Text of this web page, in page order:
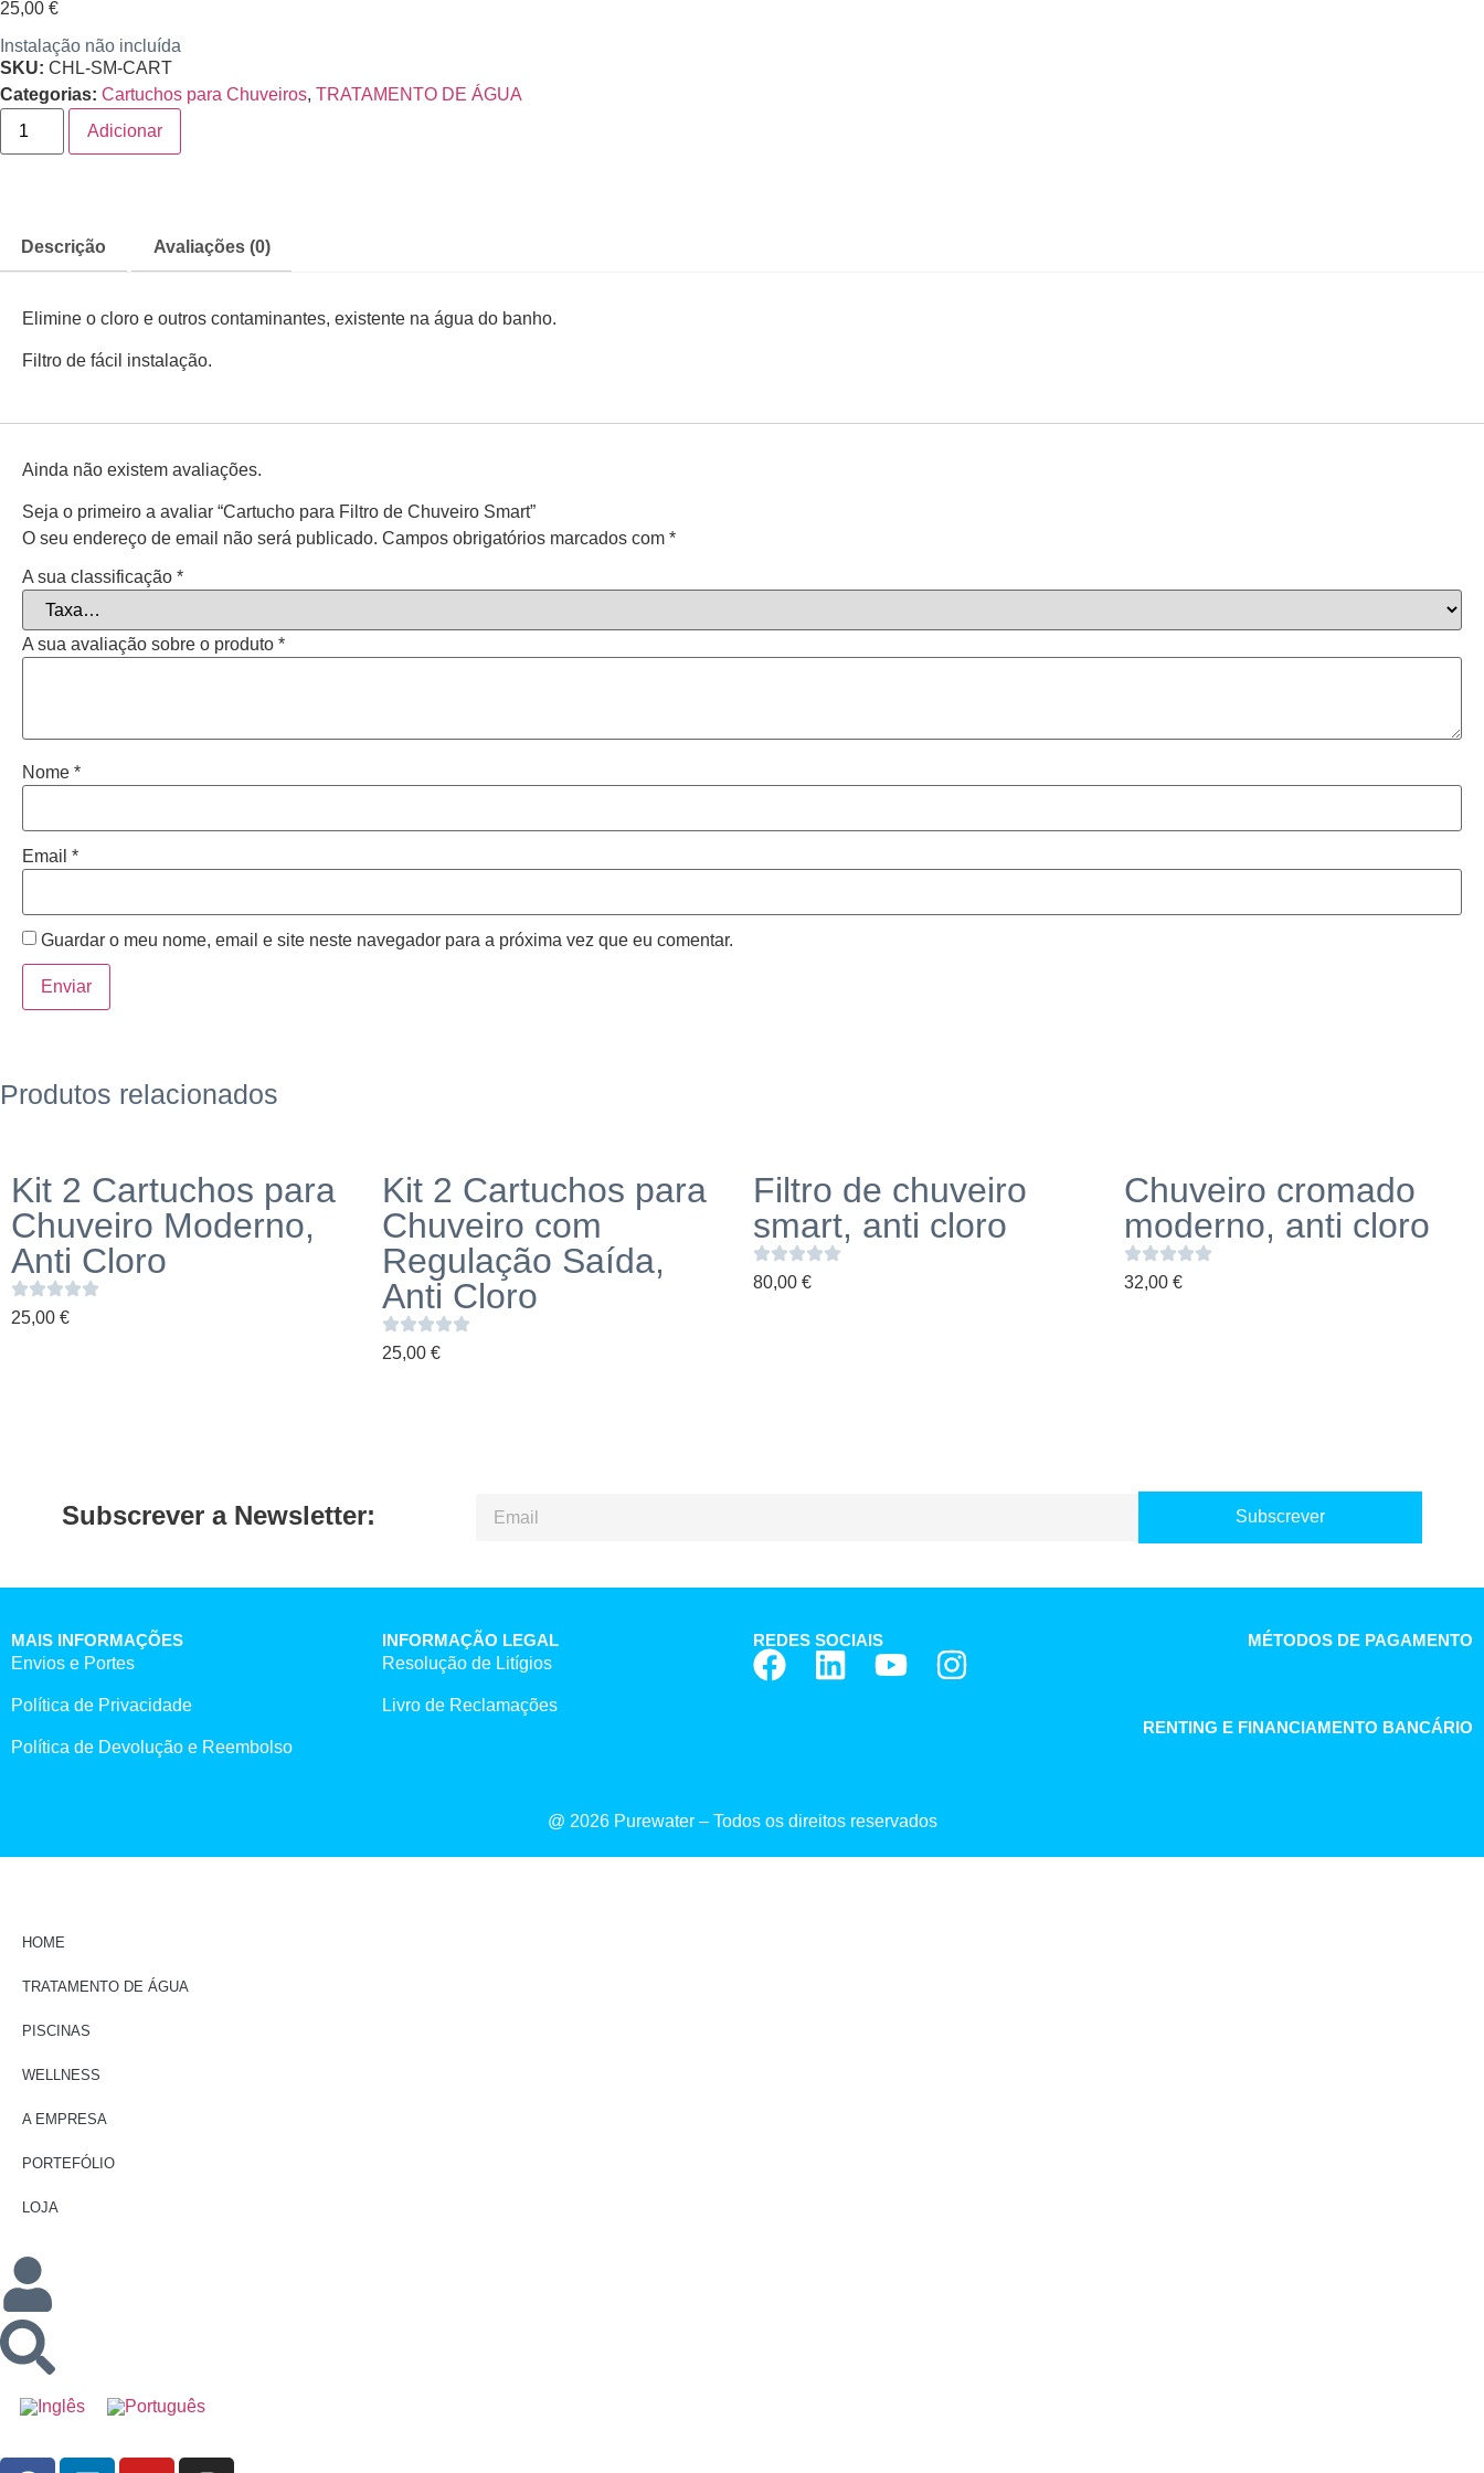
25,00 €
Instalação não incluída
SKU: CHL-SM-CART
Categorias: Cartuchos para Chuveiros, TRATAMENTO DE ÁGUA
Adicionar
Descrição Avaliações (0)
Elimine o cloro e outros contaminantes, existente na água do banho.
Filtro de fácil instalação.
Ainda não existem avaliações.
Seja o primeiro a avaliar “Cartucho para Filtro de Chuveiro Smart”
O seu endereço de email não será publicado. Campos obrigatórios marcados com *
A sua classificação *
A sua avaliação sobre o produto *
Nome *
Email *
Guardar o meu nome, email e site neste navegador para a próxima vez que eu comentar.
Produtos relacionados
Kit 2 Cartuchos para
Chuveiro Moderno,
Anti Cloro
25,00 €
Kit 2 Cartuchos para
Chuveiro com
Regulação Saída,
Anti Cloro
25,00 €
Filtro de chuveiro
smart, anti cloro
80,00 €
Chuveiro cromado
moderno, anti cloro
32,00 €
Subscrever a Newsletter: Subscrever
MAIS INFORMAÇÕES
Envios e Portes
Política de Privacidade
Política de Devolução e Reembolso
INFORMAÇÃO LEGAL
Resolução de Litígios
Livro de Reclamações
REDES SOCIAIS MÉTODOS DE PAGAMENTO
RENTING E FINANCIAMENTO BANCÁRIO
@ 2026 Purewater – Todos os direitos reservados
HOME
TRATAMENTO DE ÁGUA
PISCINAS
WELLNESS
A EMPRESA
PORTEFÓLIO
LOJA